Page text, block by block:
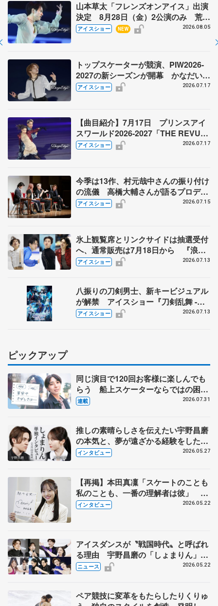
山本草太「フレンズオンアイス」出演
決定 8月28日（金）2公演のみ 荒川
静香さんプロデュース、20周年のアイ
アイスショー NEW 2026.08.05
トップスケーターが競演、PIW2026-
2027の新シーズンが開幕 かなだいの
新作は『Sing Sing Sing』、PIWチー
アイスショー 2026.07.17
【曲目紹介】7月17日 プリンスアイ
スワールド2026-2027「THE REVUE
ON ICE」横浜公演
アイスショー 2026.07.17
今季は13作、村元哉中さんの振り付け
の流儀 高橋大輔さんが語るプロデュ
ーサー業、小林宏一さんとの巡り会
アイスショー 2026.07.15
氷上観覧席とリンクサイドは抽選受付
へ、通常販売は7月18日から 『浪速
フィギュアスケートフェスティバル
アイスショー 2026.07.13
八振りの刀剣男士、新キービジュアル
が解禁 アイスショー『刀剣乱舞 -
ICE BLADE -』 リセール実施も発表
アイスショー 2026.07.13
ピックアップ
同じ演目で120回お客様に楽しんでも
らう 船上スケーターならではの困難
とは 影響あったPIW前キャプテン松
連載 2026.07.31
推しの素晴らしさを伝えたい宇野昌磨
の本気と、夢が遠ざかる経験をした本
田真凜の覚悟
インタビュー 2026.05.27
【再掲】本田真凜「スケートのことも
私のことも、一番の理解者は彼」 引
退時の単独インタビューで語った競技
インタビュー 2026.05.22
アイスダンスが〝戦国時代〟と呼ばれ
る理由 宇野昌磨の「しょまりん」ら
実力者が相次いで参戦 国内の競争激
ニュース 2026.05.22
ペア競技に変革をもたらしたりくりゅ